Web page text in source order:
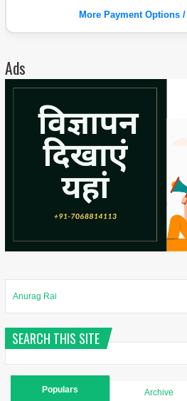
More Payment Options
Ads
Anurag Rai
SEARCH THIS SITE
Populars Archive